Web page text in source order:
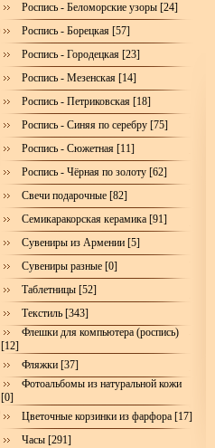
Роспись - Беломорские узоры [24]
Роспись - Борецкая [57]
Роспись - Городецкая [23]
Роспись - Мезенская [14]
Роспись - Петриковская [18]
Роспись - Синяя по серебру [75]
Роспись - Сюжетная [11]
Роспись - Чёрная по золоту [62]
Свечи подарочные [82]
Семикаракорская керамика [91]
Сувениры из Армении [5]
Сувениры разные [0]
Таблетницы [52]
Текстиль [343]
Флешки для компьютера (роспись)
[12]
Фляжки [37]
Фотоальбомы из натуральной кожи
[0]
Цветочные корзинки из фарфора [17]
Часы [291]